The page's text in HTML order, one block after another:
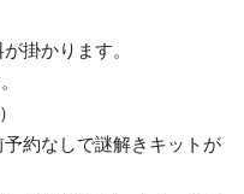
掛かります。
約なしで謎解きキットが